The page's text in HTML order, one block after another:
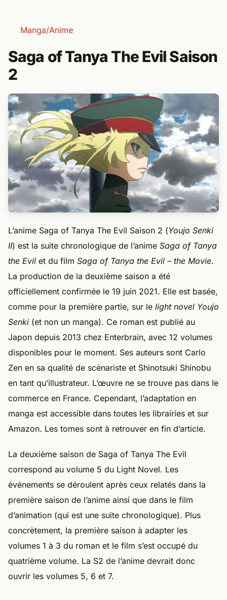
Manga/Anime
Saga of Tanya The Evil Saison
2
L’anime Saga of Tanya The Evil Saison 2 (Youjo Senki
II) est la suite chronologique de l’anime Saga of Tanya
the Evil et du film Saga of Tanya the Evil – the Movie.
La production de la deuxième saison a été
officiellement confirmée le 19 juin 2021. Elle est basée,
comme pour la première partie, sur le light novel Youjo
Senki (et non un manga). Ce roman est publié au
Japon depuis 2013 chez Enterbrain, avec 12 volumes
disponibles pour le moment. Ses auteurs sont Carlo
Zen en sa qualité de scénariste et Shinotsuki Shinobu
en tant qu’illustrateur. L’œuvre ne se trouve pas dans le
commerce en France. Cependant, l’adaptation en
manga est accessible dans toutes les librairies et sur
Amazon. Les tomes sont à retrouver en fin d’article.
La deuxième saison de Saga of Tanya The Evil
correspond au volume 5 du Light Novel. Les
événements se déroulent après ceux relatés dans la
première saison de l’anime ainsi que dans le film
d’animation (qui est une suite chronologique). Plus
concrètement, la première saison à adapter les
volumes 1 à 3 du roman et le film s’est occupé du
quatrième volume. La S2 de l’anime devrait donc
ouvrir les volumes 5, 6 et 7.